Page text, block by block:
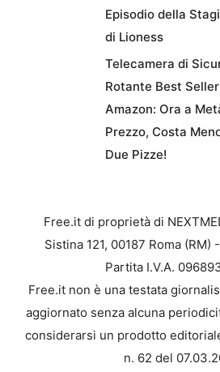
Episodio della
di Lioness
Telecamera di
Rotante Best
Amazon: Ora a
Prezzo, Costa
Due Pizze!
Free.it di proprietà di
Sistina 121, 00187 Roma (RM)
Partita I.V.A.
Free.it non è una testata
aggiornato senza alcuna
considerarsi un prodotto
n. 62 del